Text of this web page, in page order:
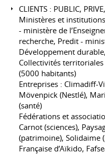
CLIENTS : PUBLIC,
Ministères et
- ministère de
recherche, Predit -
Développement
Collectivités territoriales
(5000 habitants)
Entreprises : Climadiff-
Mövenpick (Nestlé),
(santé)
Fédérations et
Carnot (sciences),
(patrimoine), Solidaime
Française d’Aïkido,